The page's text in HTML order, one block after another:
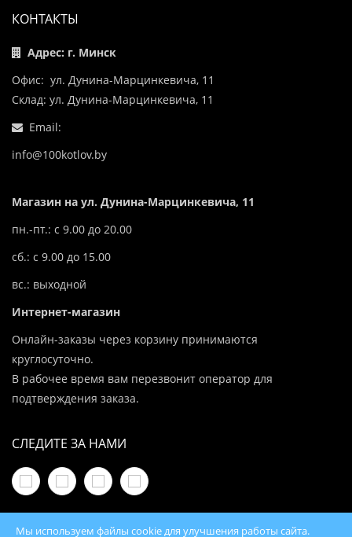
КОНТАКТЫ
Адрес: г. Минск
Офис: ул. Дунина-Марцинкевича, 11
Склад: ул. Дунина-Марцинкевича, 11
Email:
info@100kotlov.by
Магазин на ул. Дунина-Марцинкевича, 11
пн.-пт.: с 9.00 до 20.00
сб.: с 9.00 до 15.00
вс.: выходной
Интернет-магазин
Онлайн-заказы через корзину принимаются
круглосуточно.
В рабочее время вам перезвонит оператор для
подтверждения заказа.
СЛЕДИТЕ ЗА НАМИ
Мы используем файлы cookie для улучшения работы сайта.